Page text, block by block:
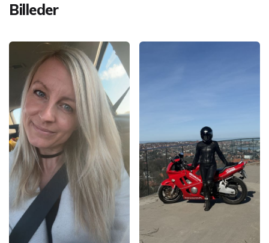
Billeder